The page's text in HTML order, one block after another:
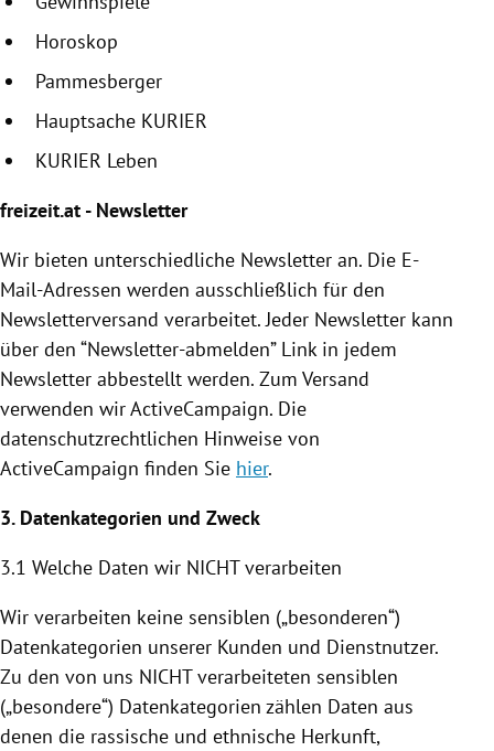
Horoskop
Pammesberger
Hauptsache KURIER
KURIER Leben
freizeit.at - Newsletter
Wir bieten unterschiedliche Newsletter an. Die E-
Mail-Adressen werden ausschließlich für den
Newsletterversand verarbeitet. Jeder Newsletter kann
über den “Newsletter-abmelden” Link in jedem
Newsletter abbestellt werden. Zum Versand
verwenden wir ActiveCampaign. Die
datenschutzrechtlichen Hinweise von
ActiveCampaign finden Sie hier.
3. Datenkategorien und Zweck
3.1 Welche Daten wir NICHT verarbeiten
Wir verarbeiten keine sensiblen („besonderen“)
Datenkategorien unserer Kunden und Dienstnutzer.
Zu den von uns NICHT verarbeiteten sensiblen
(„besondere“) Datenkategorien zählen Daten aus
denen die rassische und ethnische Herkunft,